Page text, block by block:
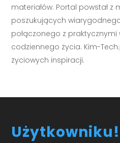
materiałów. Portal powstał z
poszukujących
połączonego z
codziennego życia. Kim-
życiowych inspiracji.
Użytkowniku!